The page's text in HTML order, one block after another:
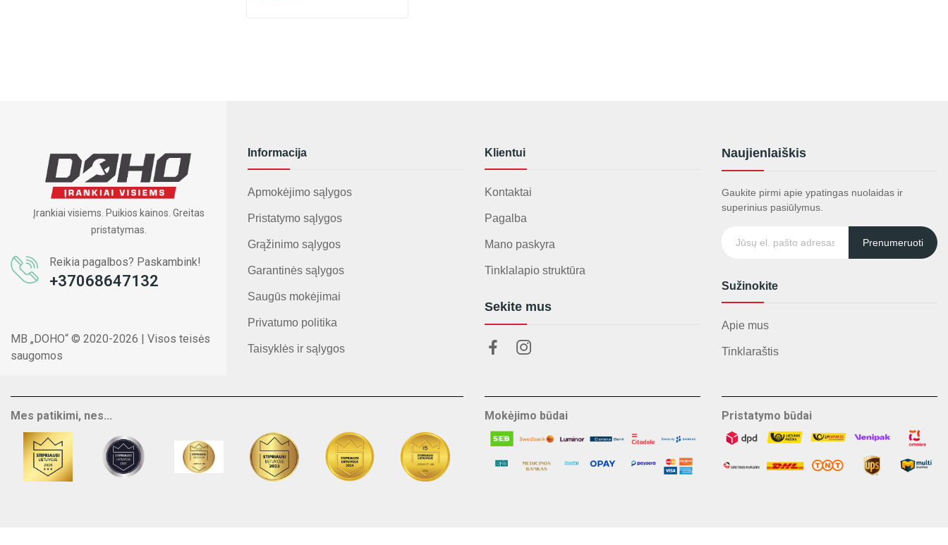
Įrankiai visiems. Puikios kainos. Greitas
pristatymas.
Reikia pagalbos? Paskambink!
+37068647132
MB „DOHO“ © 2020-2026 | Visos teisės
saugomos
Informacija
Apmokėjimo sąlygos
Pristatymo sąlygos
Grąžinimo sąlygos
Garantinės sąlygos
Saugūs mokėjimai
Privatumo politika
Taisyklės ir sąlygos
Klientui
Kontaktai
Pagalba
Mano paskyra
Tinklalapio struktūra
Sekite mus
Naujienlaiškis
Gaukite pirmi apie ypatingas nuolaidas ir
superinius pasiūlymus.
Prenumeruoti
Sužinokite
Apie mus
Tinklaraštis
Mes patikimi, nes... Mokėjimo būdai Pristatymo būdai